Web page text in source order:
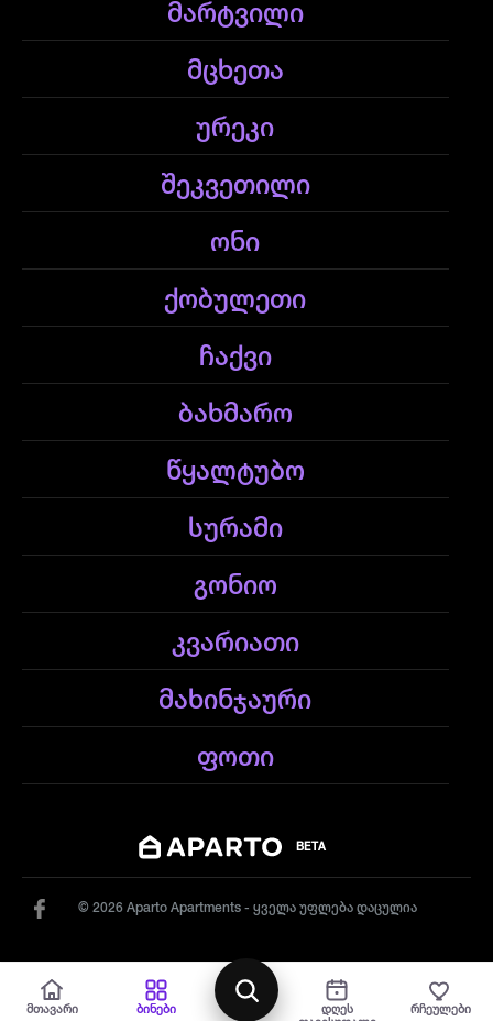
მთავარი ბინები
დღეს
რჩეულები
რუქა
მარტვილი
მცხეთა
ურეკი
შეკვეთილი
ონი
ქობულეთი
ჩაქვი
ბახმარო
წყალტუბო
სურამი
გონიო
კვარიათი
მახინჯაური
ფოთი
BETA
© 2026 Aparto Apartments - ყველა უფლება დაცულია